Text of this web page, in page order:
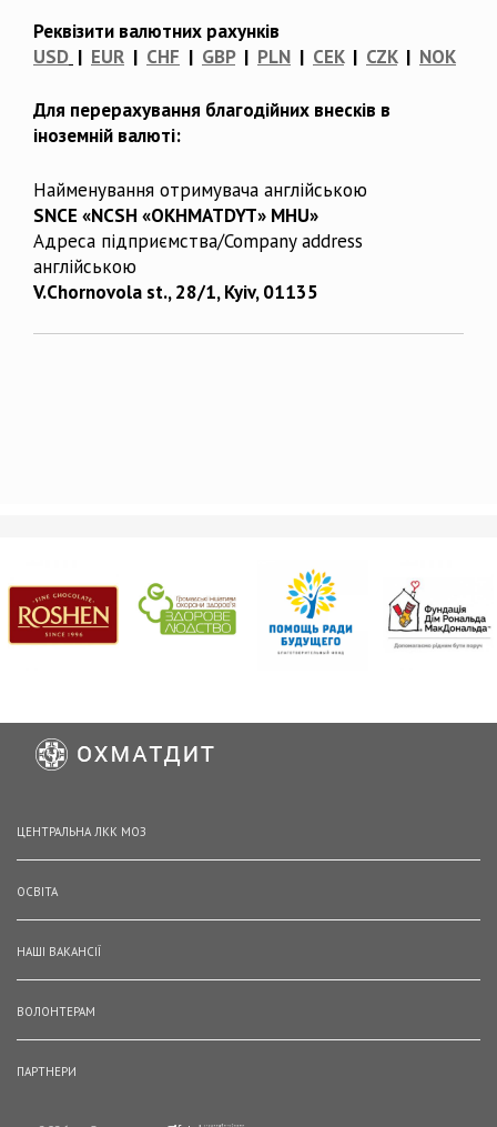
Реквізити валютних рахунків
USD | EUR | CHF | GBP| PLN | CEK| CZK| NOK
Для перерахування благодійних внесків в
іноземній валюті:
Найменування отримувача англійською
SNCE «NCSH «OKHMATDYT» MHU»
Адреса підприємства/Company address
англійською
V.Chornovola st., 28/1, Kyiv, 01135
ЦЕНТРАЛЬНА ЛКК МОЗ
ОСВІТА
НАШІ ВАКАНСІЇ
ВОЛОНТЕРАМ
ПАРТНЕРИ